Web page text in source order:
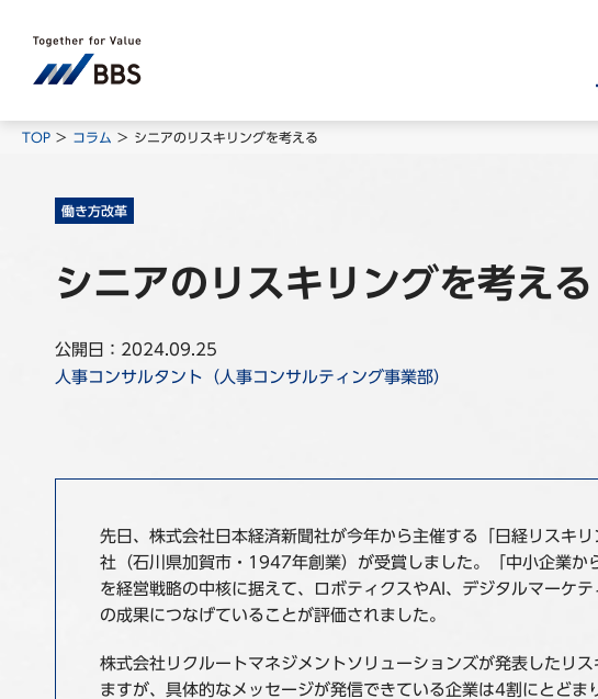
TOP コラム シニアのリスキリングを考える
働き方改革
シニアのリスキリングを考える
公開日：2024.09.25
人事コンサルタント（人事コンサルティング事業部）
先日、株式会社日本経済新聞社が今年から主催する「日経リスキ
社（石川県加賀市・1947年創業）が受賞しました。「中小企業か
を経営戦略の中核に据えて、ロボティクスやAI、デジタルマーケ
の成果につなげていることが評価されました。
株式会社リクルートマネジメントソリューションズが発表したリ
ますが、具体的なメッセージが発信できている企業は4割にとどま